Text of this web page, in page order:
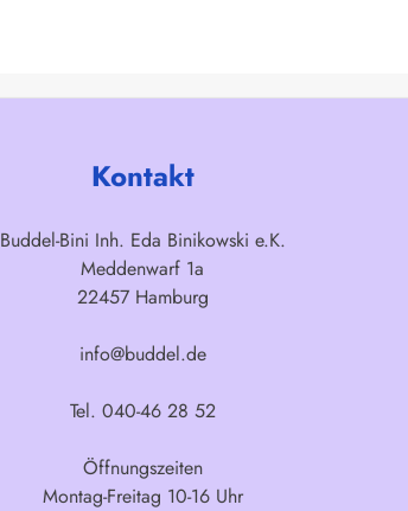
Kontakt
Buddel-Bini Inh. Eda Binikowski e.K.
Meddenwarf 1a
22457 Hamburg
info@buddel.de
Tel. 040-46 28 52
Öffnungszeiten
Montag-Freitag 10-16 Uhr